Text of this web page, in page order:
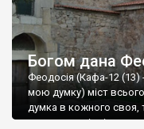
Богом дана
Феодосія (Кафа-12 (13)
мою думку) міст
думка в кожного своя,
запрошую відвідати це